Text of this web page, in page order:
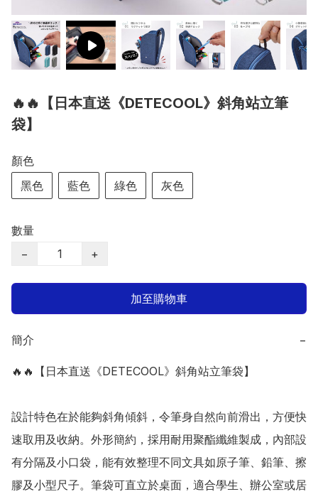
🔥🔥【日本直送《DETECOOL》斜角站立筆
袋】
顏色
黑色
藍色 綠色 灰色
數量
−
+
加至購物車
簡介 −
🔥🔥【日本直送《DETECOOL》斜角站立筆袋】
設計特色在於能夠斜角傾斜，令筆身自然向前滑出，方便快
速取用及收納。外形簡約，採用耐用聚酯纖維製成，內部設
有分隔及小口袋，能有效整理不同文具如原子筆、鉛筆、擦
膠及小型尺子。筆袋可直立於桌面，適合學生、辦公室或居